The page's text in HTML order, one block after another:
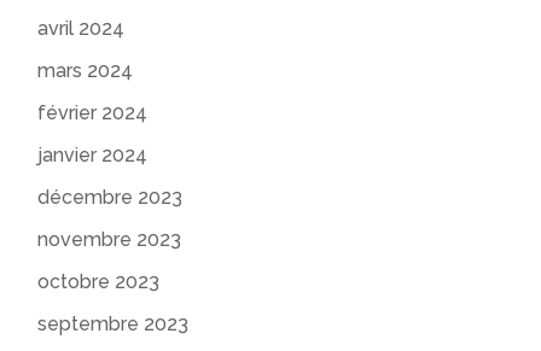
avril 2024
mars 2024
février 2024
janvier 2024
décembre 2023
novembre 2023
octobre 2023
septembre 2023